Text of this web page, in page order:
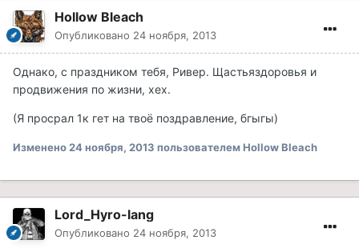
Hollow Bleach
Опубликовано 24 ноября, 2013
Однако, с праздником тебя, Ривер. Щастьяздоровья и
продвижения по жизни, хех.
(Я просрал 1к гет на твоё поздравление, бгыгы)
Изменено 24 ноября, 2013 пользователем Hollow Bleach
Lord_Hyro-lang
Опубликовано 24 ноября, 2013